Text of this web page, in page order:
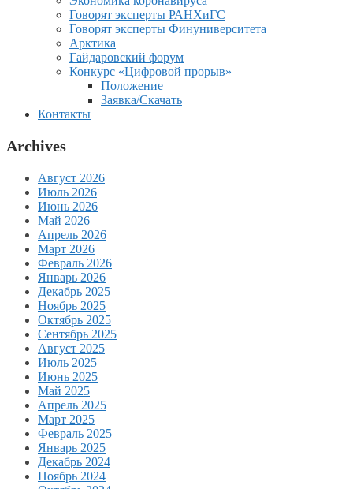
Говорят эксперты РАНХиГС
Говорят эксперты Финуниверситета
Арктика
Гайдаровский форум
Конкурс «Цифровой прорыв»
Положение
Заявка/Скачать
Контакты
Archives
Август 2026
Июль 2026
Июнь 2026
Май 2026
Апрель 2026
Март 2026
Февраль 2026
Январь 2026
Декабрь 2025
Ноябрь 2025
Октябрь 2025
Сентябрь 2025
Август 2025
Июль 2025
Июнь 2025
Май 2025
Апрель 2025
Март 2025
Февраль 2025
Январь 2025
Декабрь 2024
Ноябрь 2024